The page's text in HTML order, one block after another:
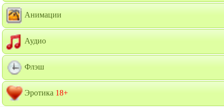
Анимации
Аудио
Флэш
Эротика 18+